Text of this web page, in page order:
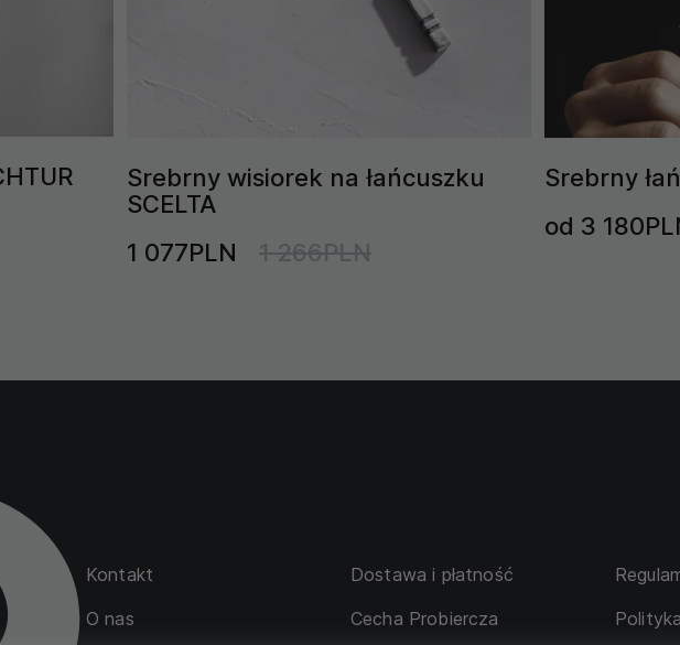
Srebrny wisiorek na łańcuszku
SCELTA
1 077PLN
1 266PLN
Srebrny
od 3
Kontakt Dostawa i płatność
O nas
Cecha Probiercza